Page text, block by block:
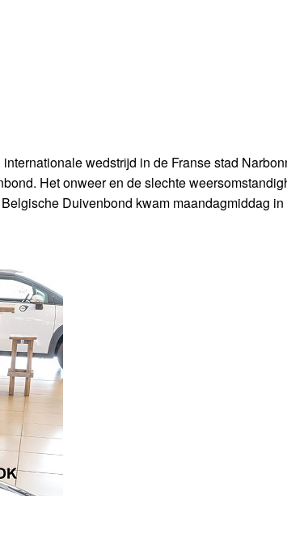
wedstrijd in de Franse stad
Het onweer en de slechte
Duivenbond kwam maandagmiddag